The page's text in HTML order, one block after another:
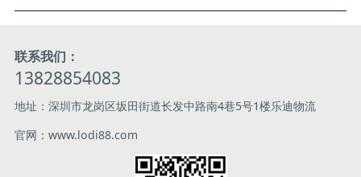
联系我们：
13828854083
地址：深圳市龙岗区坂田街道长发中路南4巷5号1楼乐迪物流
官网：www.lodi88.com